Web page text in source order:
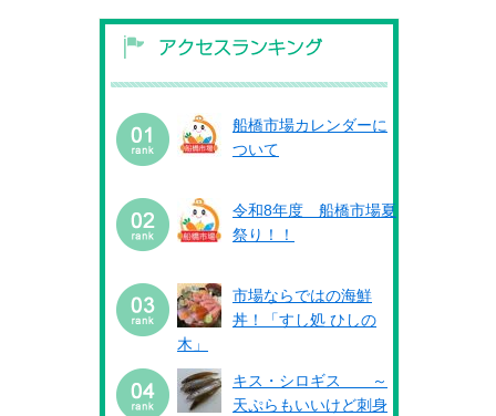
船橋市場カレンダーに
ついて
令和8年度 船橋市場夏
祭り！！
市場ならではの海鮮
丼！「すし処 ひしの
木」
キス・シロギス ～
天ぷらもいいけど刺身